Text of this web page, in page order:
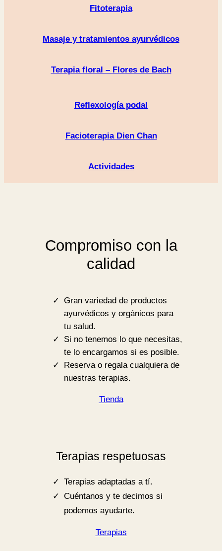
Fitoterapia
Masaje y tratamientos ayurvédicos
Terapia floral – Flores de Bach
Reflexología podal
Facioterapia Dien Chan
Actividades
Compromiso con la
calidad
Gran variedad de productos
ayurvédicos y orgánicos para
tu salud.
Si no tenemos lo que necesitas,
te lo encargamos si es posible.
Reserva o regala cualquiera de
nuestras terapias.
Tienda
Terapias respetuosas
Terapias adaptadas a tí.
Cuéntanos y te decimos si
podemos ayudarte.
Terapias